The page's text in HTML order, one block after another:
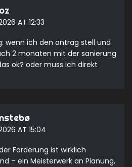
AT 12:33
wenn ich den antrag stell und
2 monaten mit der sanierung
ok? oder muss ich direkt
AT 15:04
Förderung ist wirklich
– ein Meisterwerk an Planung,